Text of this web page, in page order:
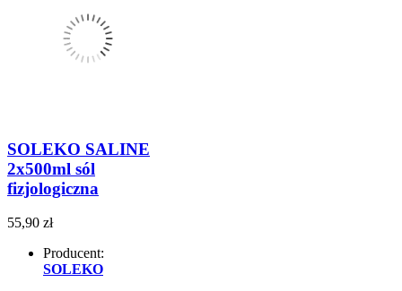
SOLEKO SALINE
2x500ml sól
fizjologiczna
55,90 zł
Producent:
SOLEKO